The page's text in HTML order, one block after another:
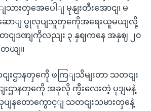
ားတှအေပေါျ မုနျးတီးအောငျ၊ မ
လှုံ့ဆောျ ပွုလုပျသူတှကေိုအရေးယူမယျလို့
ငျဒဏျကိုလညျး ၃ နှဈကနေ အနှဈ ၂၀
ယျ။
းဌာနတှကေို ဖကြျသိမျးတာ သတငျး
းဌာနတှကေို အခုလို ကွီးလေးတဲ့ ပုဒျမနဲ့
ျနတောကွောင့ျ သတငျးသမားတှနေဲ့